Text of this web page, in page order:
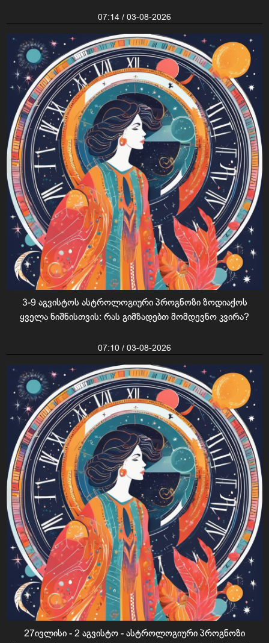
07:14 / 03-08-2026
3-9 აგვისტოს ასტროლოგიური პროგნოზი ზოდიაქოს
ყველა ნიშნისთვის: რას გიმზადებთ მომდევნო კვირა?
07:10 / 03-08-2026
27ივლისი - 2 აგვისტო - ასტროლოგიური პროგნოზი